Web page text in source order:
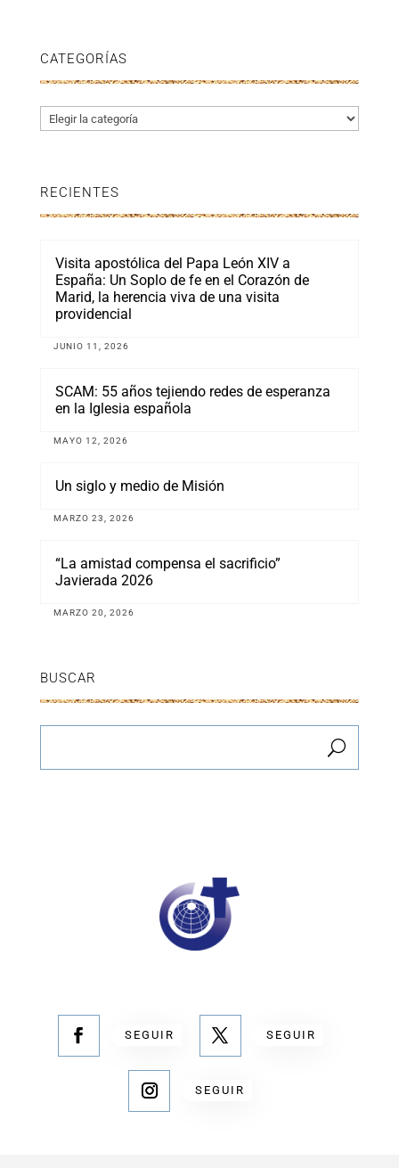
CATEGORÍAS
Categorías
RECIENTES
Visita apostólica del Papa León XIV a
España: Un Soplo de fe en el Corazón de
Marid, la herencia viva de una visita
providencial
JUNIO 11, 2026
SCAM: 55 años tejiendo redes de esperanza
en la Iglesia española
MAYO 12, 2026
Un siglo y medio de Misión
MARZO 23, 2026
“La amistad compensa el sacrificio”
Javierada 2026
MARZO 20, 2026
BUSCAR
SEGUIR SEGUIR
SEGUIR